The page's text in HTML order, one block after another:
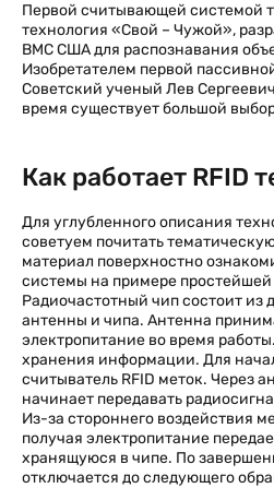
Первой считывающей системой
технология «Свой – Чужой»,
ВМС США для распознавания
Изобретателем первой
Советский ученый Лев
время существует большой
Как работает RFID
Для углубленного описания
советуем почитать
материал поверхностно
системы на примере
Радиочастотный чип состоит из
антенны и чипа. Антенна
электропитание во время
хранения информации. Для
считыватель RFID меток. Через
начинает передавать
Из-за стороннего воздействия
получая электропитание
хранящуюся в чипе. По
отключается до следующего